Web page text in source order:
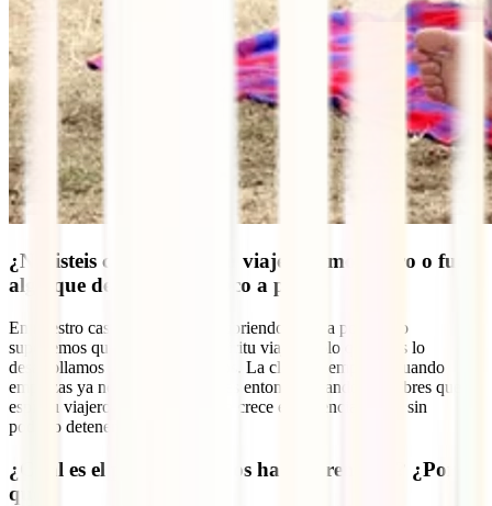
¿Nacisteis con ese espíritu viajero y mochilero o fue
algo que descubristeis poco a poco?
En nuestro caso lo fuimos descubriendo poco a poco pero
suponemos que se nace con espíritu viajero solo que unos lo
desarrollamos más y otros menos. La clave es empezar, cuando
empiezas ya no puedes parar y es entonces cuando descubres que el
espíritu viajero que llevas dentro crece exponencialmente sin
poderlo detener.
¿Cuál es el país que más os ha sorprendido? ¿Por
qué?